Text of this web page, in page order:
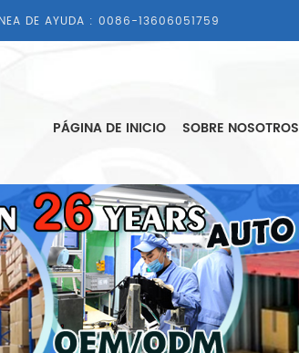
DE AYUDA : 0086-13606051759
PÁGINA DE INICIO SOBRE NOSOTROS